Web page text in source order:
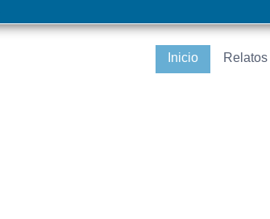
Inicio Relatos